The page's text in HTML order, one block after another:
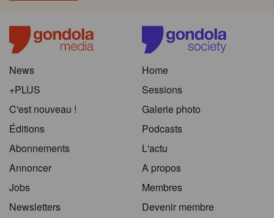
News
+PLUS
C'est nouveau !
Éditions
Abonnements
Annoncer
Jobs
Newsletters
Home
Sessions
Galerie photo
Podcasts
L'actu
A propos
Membres
Devenir membre